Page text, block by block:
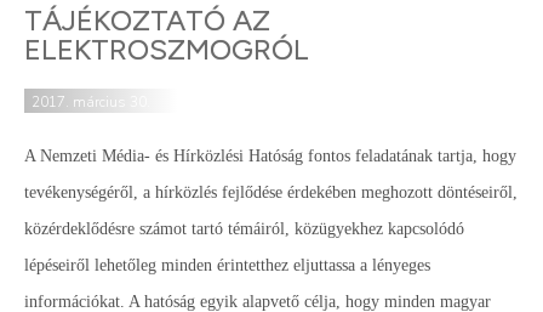
TÁJÉKOZTATÓ AZ
ELEKTROSZMOGRÓL
2017. március 30.
A Nemzeti Média- és Hírközlési Hatóság fontos feladatának tartja, hogy
tevékenységéről, a hírközlés fejlődése érdekében meghozott döntéseiről,
közérdeklődésre számot tartó témáiról, közügyekhez kapcsolódó
lépéseiről lehetőleg minden érintetthez eljuttassa a lényeges
információkat. A hatóság egyik alapvető célja, hogy minden magyar